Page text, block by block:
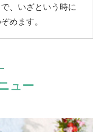
、いざという時に
めます。
ュー